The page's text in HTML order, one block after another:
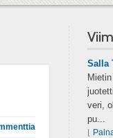
Salla
veri,
pu...